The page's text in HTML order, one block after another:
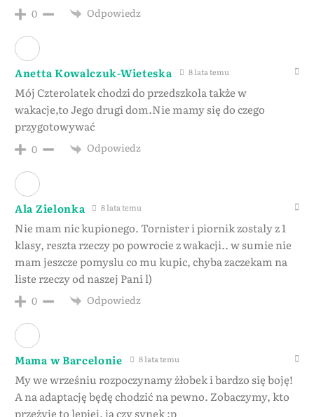
0 Odpowiedz
Anetta Kowalczuk-Wieteska 8 lata temu
Mój Czterolatek chodzi do przedszkola także w
wakacje,to Jego drugi dom.Nie mamy się do czego
przygotowywać
0 Odpowiedz
Ala Zielonka 8 lata temu
Nie mam nic kupionego. Tornister i piornik zostaly z 1
klasy, reszta rzeczy po powrocie z wakacji.. w sumie nie
mam jeszcze pomyslu co mu kupic, chyba zaczekam na
liste rzeczy od naszej Pani l)
0 Odpowiedz
Mama w Barcelonie 8 lata temu
My we wrześniu rozpoczynamy żłobek i bardzo się boję!
A na adaptację będę chodzić na pewno. Zobaczymy, kto
przeżyje to lepiej, ja czy synek :p